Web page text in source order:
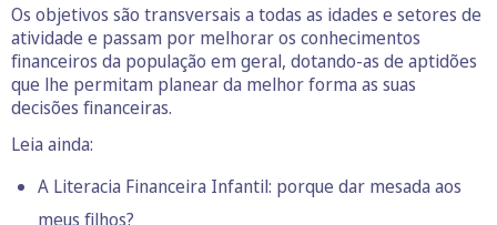
Os objetivos são transversais a todas as idades e setores de
atividade e passam por melhorar os conhecimentos
financeiros da população em geral, dotando-as de aptidões
que lhe permitam planear da melhor forma as suas
decisões financeiras.
Leia ainda:
A Literacia Financeira Infantil: porque dar mesada aos
meus filhos?